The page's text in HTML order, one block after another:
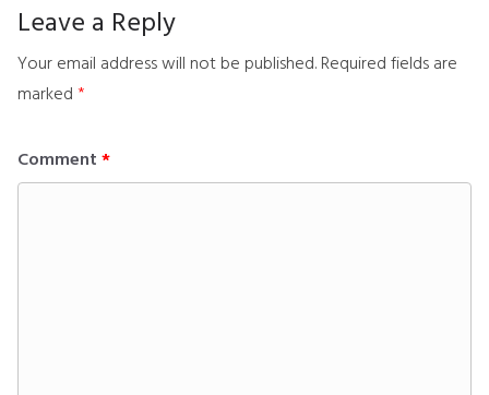
Leave a Reply
Your email address will not be published. Required fields are
marked *
Comment *